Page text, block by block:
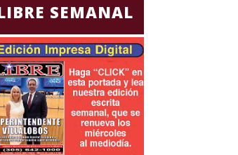
SEMANAL